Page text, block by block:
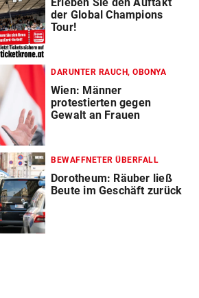
der Global Champions
Tour!
DARUNTER RAUCH, OBONYA
Wien: Männer
protestierten gegen
Gewalt an Frauen
BEWAFFNETER ÜBERFALL
Dorotheum: Räuber ließ
Beute im Geschäft zurück